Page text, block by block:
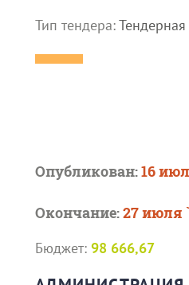
Тип тендера:
Опубликован:16
Окончание:27 июля
Бюджет: 98 666,67